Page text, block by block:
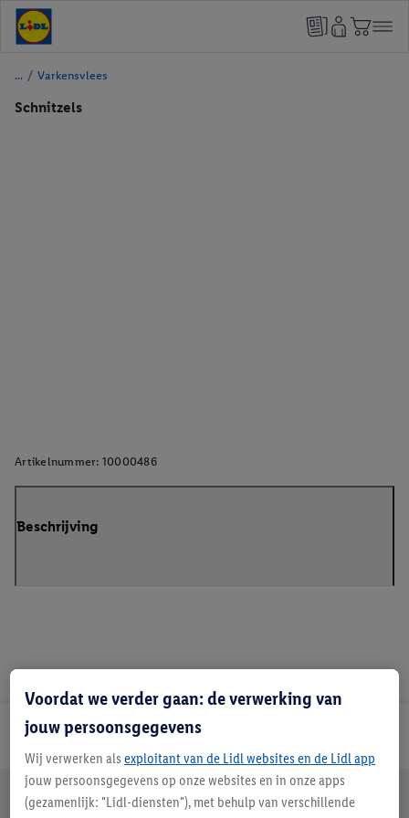
/ Varkensvlees
Schnitzels
Artikelnummer: 10000486
Beschrijving
Lidl Nieuwsbrief
Jouw voordelen bij ons als Lidl webshop klant
Gratis retourneren Veilig winkelen
Voordat we verder gaan: de verwerking van
jouw persoonsgegevens
Wij verwerken als exploitant van de Lidl websites en de Lidl app
jouw persoonsgegevens op onze websites en in onze apps
(gezamenlijk: "Lidl-diensten"), met behulp van verschillende